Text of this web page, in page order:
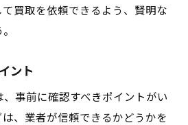
買取を依頼できるよう、賢明な
ント
事前に確認すべきポイントがい
、業者が信頼できるかどうかを